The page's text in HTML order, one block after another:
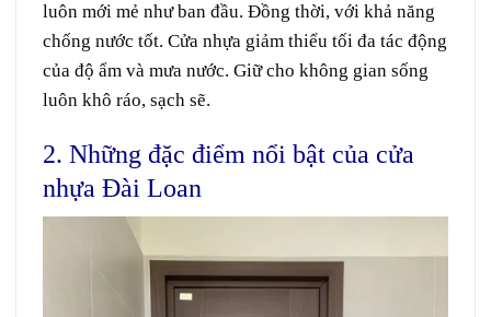
luôn mới mẻ như ban đầu. Đồng thời, với khả năng
chống nước tốt. Cửa nhựa giảm thiểu tối đa tác động
của độ ẩm và mưa nước. Giữ cho không gian sống
luôn khô ráo, sạch sẽ.
2. Những đặc điểm nổi bật của cửa
nhựa Đài Loan